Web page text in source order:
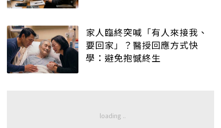
家人臨終突喊「有人來接我、
要回家」？醫授回應方式快
學：避免抱憾終生